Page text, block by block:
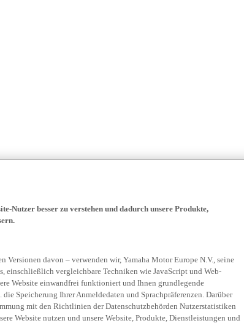
Nutzer besser zu verstehen und dadurch unsere Produkte,
Versionen davon – verwenden wir, Yamaha Motor Europe N.V., seine
einschließlich vergleichbare Techniken wie JavaScript und Web-
Website einwandfrei funktioniert und Ihnen grundlegende
Speicherung Ihrer Anmeldedaten und Sprachpräferenzen. Darüber
mit den Richtlinien der Datenschutzbehörden Nutzerstatistiken
Website nutzen und unsere Website, Produkte, Dienstleistungen und